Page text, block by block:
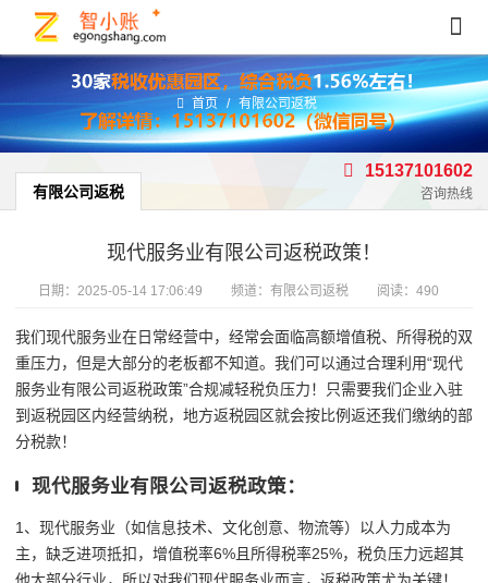
首页 / 有限公司返税
有限公司返税
15137101602
咨询热线
现代服务业有限公司返税政策！
日期： 2025-05-14 17:06:49 频道： 有限公司返税 阅读：490
我们现代服务业在日常经营中，经常会面临高额增值税、所得税的双
重压力，但是大部分的老板都不知道。我们可以通过合理利用“现代
服务业有限公司返税政策”合规减轻税负压力！只需要我们企业入驻
到返税园区内经营纳税，地方返税园区就会按比例返还我们缴纳的部
分税款！
现代服务业有限公司返税政策：
1、现代服务业（如信息技术、文化创意、物流等）以人力成本为
主，缺乏进项抵扣，增值税率6%且所得税率25%，税负压力远超其